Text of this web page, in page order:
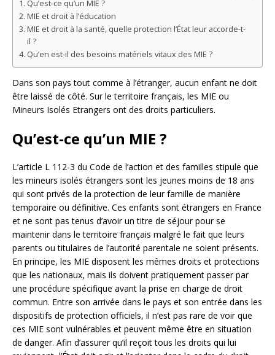
Qu’est-ce qu’un MIE ?
MIE et droit à l’éducation
MIE et droit à la santé, quelle protection l’État leur accorde-t-
il ?
Qu’en est-il des besoins matériels vitaux des MIE ?
Dans son pays tout comme à l’étranger, aucun enfant ne doit
être laissé de côté. Sur le territoire français, les MIE ou
Mineurs Isolés Etrangers ont des droits particuliers.
Qu’est-ce qu’un MIE ?
L’article L 112-3 du Code de l’action et des familles stipule que
les mineurs isolés étrangers sont les jeunes moins de 18 ans
qui sont privés de la protection de leur famille de manière
temporaire ou définitive. Ces enfants sont étrangers en France
et ne sont pas tenus d’avoir un titre de séjour pour se
maintenir dans le territoire français malgré le fait que leurs
parents ou titulaires de l’autorité parentale ne soient présents.
En principe, les MIE disposent les mêmes droits et protections
que les nationaux, mais ils doivent pratiquement passer par
une procédure spécifique avant la prise en charge de droit
commun. Entre son arrivée dans le pays et son entrée dans les
dispositifs de protection officiels, il n’est pas rare de voir que
ces MIE sont vulnérables et peuvent même être en situation
de danger. Afin d’assurer qu’il reçoit tous les droits qui lui